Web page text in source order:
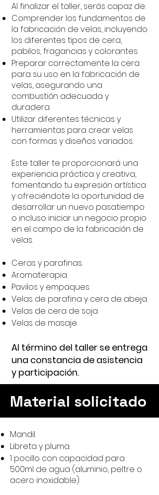
Al finalizar el taller, serás capaz de:
Comprender los fundamentos de
la fabricación de velas, incluyendo
los diferentes tipos de cera,
pabilos, fragancias y colorantes.
Preparar correctamente la cera
para su uso en la fabricación de
velas, asegurando una
combustión adecuada y
duradera.
Utilizar diferentes técnicas y
herramientas para crear velas
con formas y diseños variados.
Este taller te proporcionará una
experiencia práctica y creativa,
fomentando tu expresión artística
y ofreciéndote la oportunidad de
desarrollar un nuevo pasatiempo
o incluso iniciar un negocio propio
en el campo de la fabricación de
velas.
Ceras y parafinas.
Aromaterapia.
Pavilos y empaques.
Velas de parafina y cera de abeja.
Velas de cera de soja.
Velas de masaje.
Al término del taller se entrega
una constancia de asistencia
y participación.
Material solicitado
Mandil.
Libreta y pluma.
1 pocillo con capacidad para
500ml de agua (aluminio, peltre o
acero inoxidable).